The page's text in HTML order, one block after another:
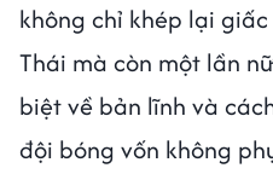
không chỉ khép lại
Thái mà còn một lần
biệt về bản lĩnh và
đội bóng vốn không